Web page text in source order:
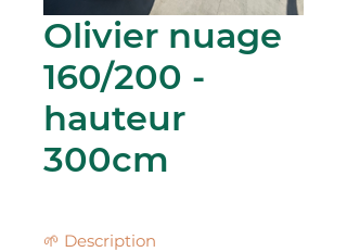
Olivier nuage
160/200 -
hauteur
300cm
🌱 Description